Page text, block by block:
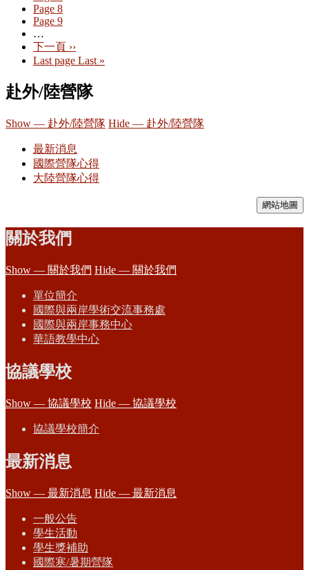
Page 8
Page 9
…
下一頁 ››
Last page Last »
赴外/陸營隊
Show — 赴外/陸營隊 Hide — 赴外/陸營隊
最新消息
國際營隊心得
大陸營隊心得
網站地圖
關於我們
Show — 關於我們 Hide — 關於我們
單位簡介
國際與兩岸學術交流事務處
國際與兩岸事務中心
華語教學中心
協議學校
Show — 協議學校 Hide — 協議學校
協議學校簡介
最新消息
Show — 最新消息 Hide — 最新消息
一般公告
學生活動
學生獎補助
國際寒/暑期營隊